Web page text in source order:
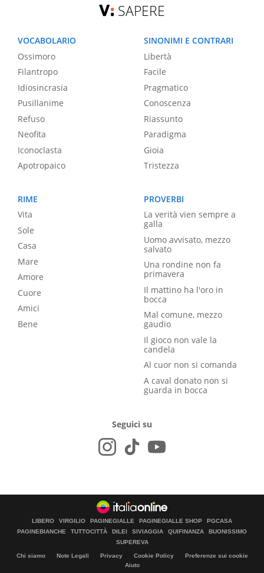
SAPERE
VOCABOLARIO
Ossimoro
Filantropo
Idiosincrasia
Pusillanime
Refuso
Neofita
Iconoclasta
Apotropaico
SINONIMI E CONTRARI
Libertà
Facile
Pragmatico
Conoscenza
Riassunto
Paradigma
Gioia
Tristezza
RIME
Vita
Sole
Casa
Mare
Amore
Cuore
Amici
Bene
PROVERBI
La verità vien sempre a
galla
Uomo avvisato, mezzo
salvato
Una rondine non fa
primavera
Il mattino ha l'oro in
bocca
Mal comune, mezzo
gaudio
Il gioco non vale la
candela
Al cuor non si comanda
A caval donato non si
guarda in bocca
Seguici su
LIBERO VIRGILIO PAGINEGIALLE PAGINEGIALLE SHOP
PGCASA
PAGINEBIANCHE
TUTTOCITTÀ DILEI SIVIAGGIA QUIFINANZA
BUONISSIMO
SUPEREVA
Chi siamo Note Legali Privacy Cookie Policy
Preferenze sui cookie
Aiuto